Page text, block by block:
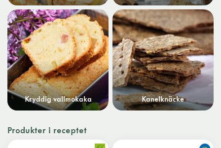
Kryddig vallmokaka Kanelknäcke
Produkter i receptet